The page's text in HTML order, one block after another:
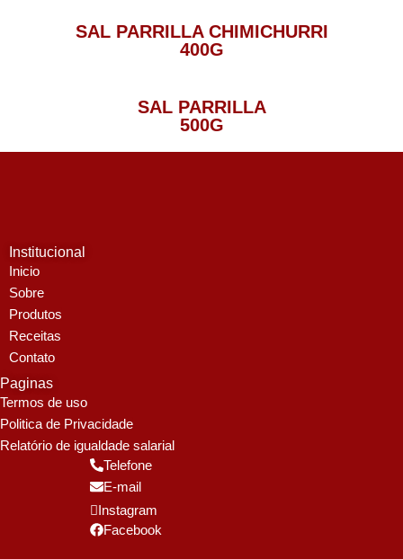
SAL PARRILLA CHIMICHURRI
400G
SAL PARRILLA
500G
Institucional
Inicio
Sobre
Produtos
Receitas
Contato
Paginas
Termos de uso
Politica de Privacidade
Relatório de igualdade salarial
Telefone
E-mail
Instagram
Facebook